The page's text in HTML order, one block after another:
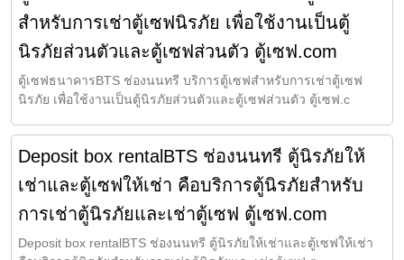
สำหรับการเช่าตู้เซฟนิรภัย เพื่อใช้งานเป็นตู้
นิรภัยส่วนตัวและตู้เซฟส่วนตัว ตู้เซฟ.com
ตู้เซฟธนาคารBTS ช่องนนทรี บริการตู้เซฟสำหรับการเช่าตู้เซฟ
นิรภัย เพื่อใช้งานเป็นตู้นิรภัยส่วนตัวและตู้เซฟส่วนตัว ตู้เซฟ.c
Deposit box rentalBTS ช่องนนทรี ตู้นิรภัยให้
เช่าและตู้เซฟให้เช่า คือบริการตู้นิรภัยสำหรับ
การเช่าตู้นิรภัยและเช่าตู้เซฟ ตู้เซฟ.com
Deposit box rentalBTS ช่องนนทรี ตู้นิรภัยให้เช่าและตู้เซฟให้เช่า